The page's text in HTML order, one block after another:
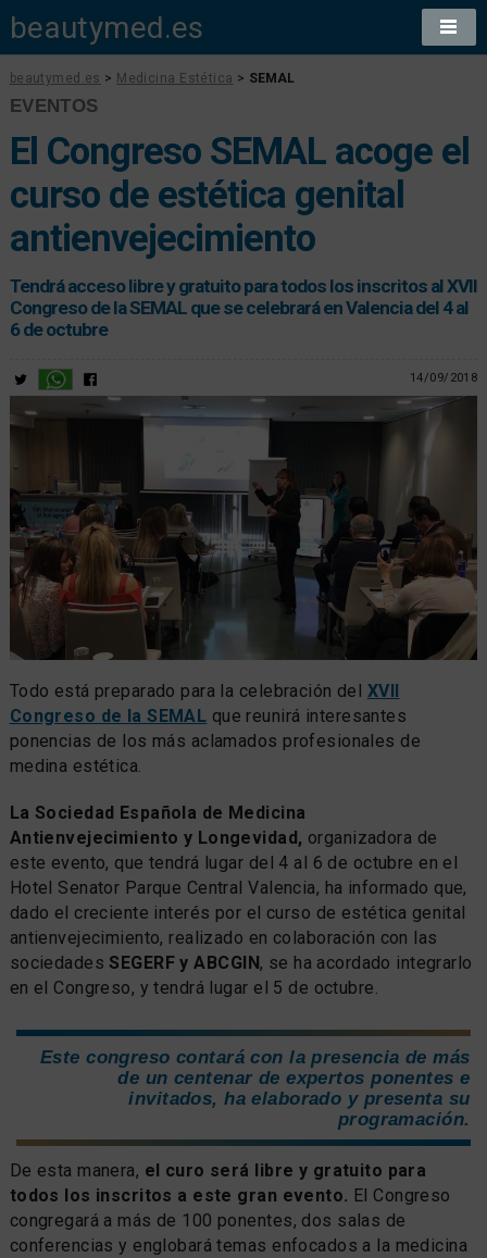
beautymed.es
beautymed.es > Medicina Estética > SEMAL
EVENTOS
El Congreso SEMAL acoge el
curso de estética genital
antienvejecimiento
Tendrá acceso libre y gratuito para todos los inscritos al XVII
Congreso de la SEMAL que se celebrará en Valencia del 4 al
6 de octubre
14/09/2018
Todo está preparado para la celebración del XVII
Congreso de la SEMAL que reunirá interesantes
ponencias de los más aclamados profesionales de
medina estética.
La Sociedad Española de Medicina
Antienvejecimiento y Longevidad, organizadora de
este evento, que tendrá lugar del 4 al 6 de octubre en el
Hotel Senator Parque Central Valencia, ha informado que,
dado el creciente interés por el curso de estética genital
antienvejecimiento, realizado en colaboración con las
sociedadesSEGERF y ABCGIN, se ha acordado integrarlo
en el Congreso, y tendrá lugar el 5 de octubre.
Este congreso contará con la presencia de más
de un centenar de expertos ponentes e
invitados, ha elaborado y presenta su
programación.
De esta manera, el curo será libre y gratuito para
todos los inscritos a este gran evento. El Congreso
congregará a más de 100 ponentes, dos salas de
conferencias y englobará temas enfocados a la medicina